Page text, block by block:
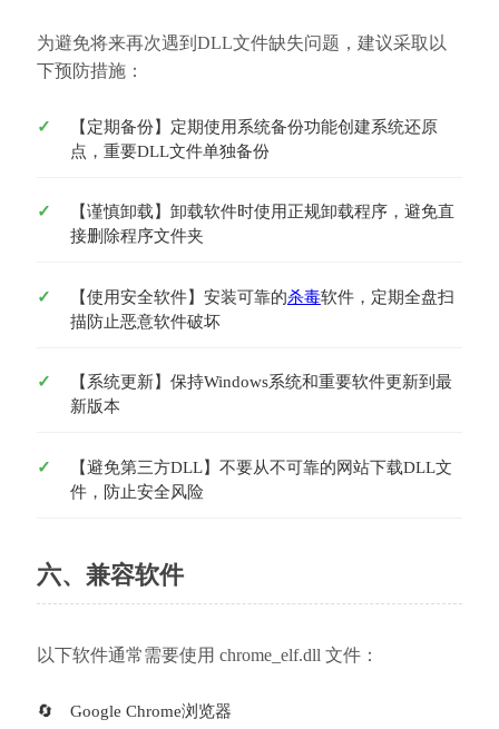
为避免将来再次遇到DLL文件缺失问题，建议采取以
下预防措施：
【定期备份】定期使用系统备份功能创建系统还原
点，重要DLL文件单独备份
【谨慎卸载】卸载软件时使用正规卸载程序，避免直
接删除程序文件夹
【使用安全软件】安装可靠的杀毒软件，定期全盘扫
描防止恶意软件破坏
【系统更新】保持Windows系统和重要软件更新到最
新版本
【避免第三方DLL】不要从不可靠的网站下载DLL文
件，防止安全风险
六、兼容软件
以下软件通常需要使用 chrome_elf.dll 文件：
Google Chrome浏览器